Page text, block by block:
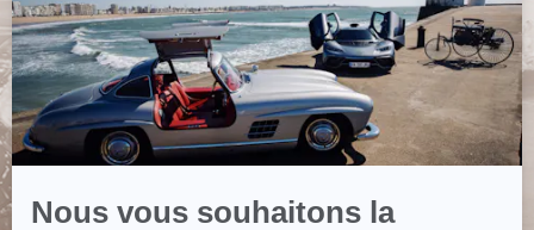
actualiteiten van SAGA CLASSIC
INSCHRIJVEN
VOLG ONS OP